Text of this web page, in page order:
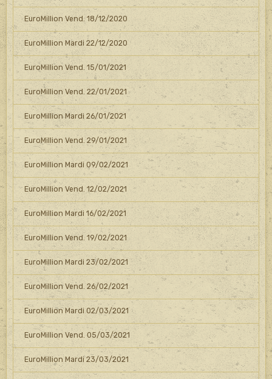
EuroMillion Vend. 18/12/2020
EuroMillion Mardi 22/12/2020
EuroMillion Vend. 15/01/2021
EuroMillion Vend. 22/01/2021
EuroMillion Mardi 26/01/2021
EuroMillion Vend. 29/01/2021
EuroMillion Mardi 09/02/2021
EuroMillion Vend. 12/02/2021
EuroMillion Mardi 16/02/2021
EuroMillion Vend. 19/02/2021
EuroMillion Mardi 23/02/2021
EuroMillion Vend. 26/02/2021
EuroMillion Mardi 02/03/2021
EuroMillion Vend. 05/03/2021
EuroMillion Mardi 23/03/2021